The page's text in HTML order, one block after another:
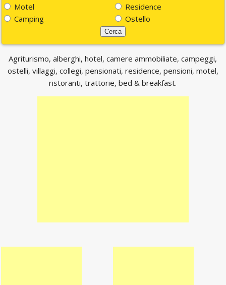
Motel
Residence
Camping
Ostello
Agriturismo, alberghi, hotel, camere ammobiliate, campeggi,
ostelli, villaggi, collegi, pensionati, residence, pensioni, motel,
ristoranti, trattorie, bed & breakfast.